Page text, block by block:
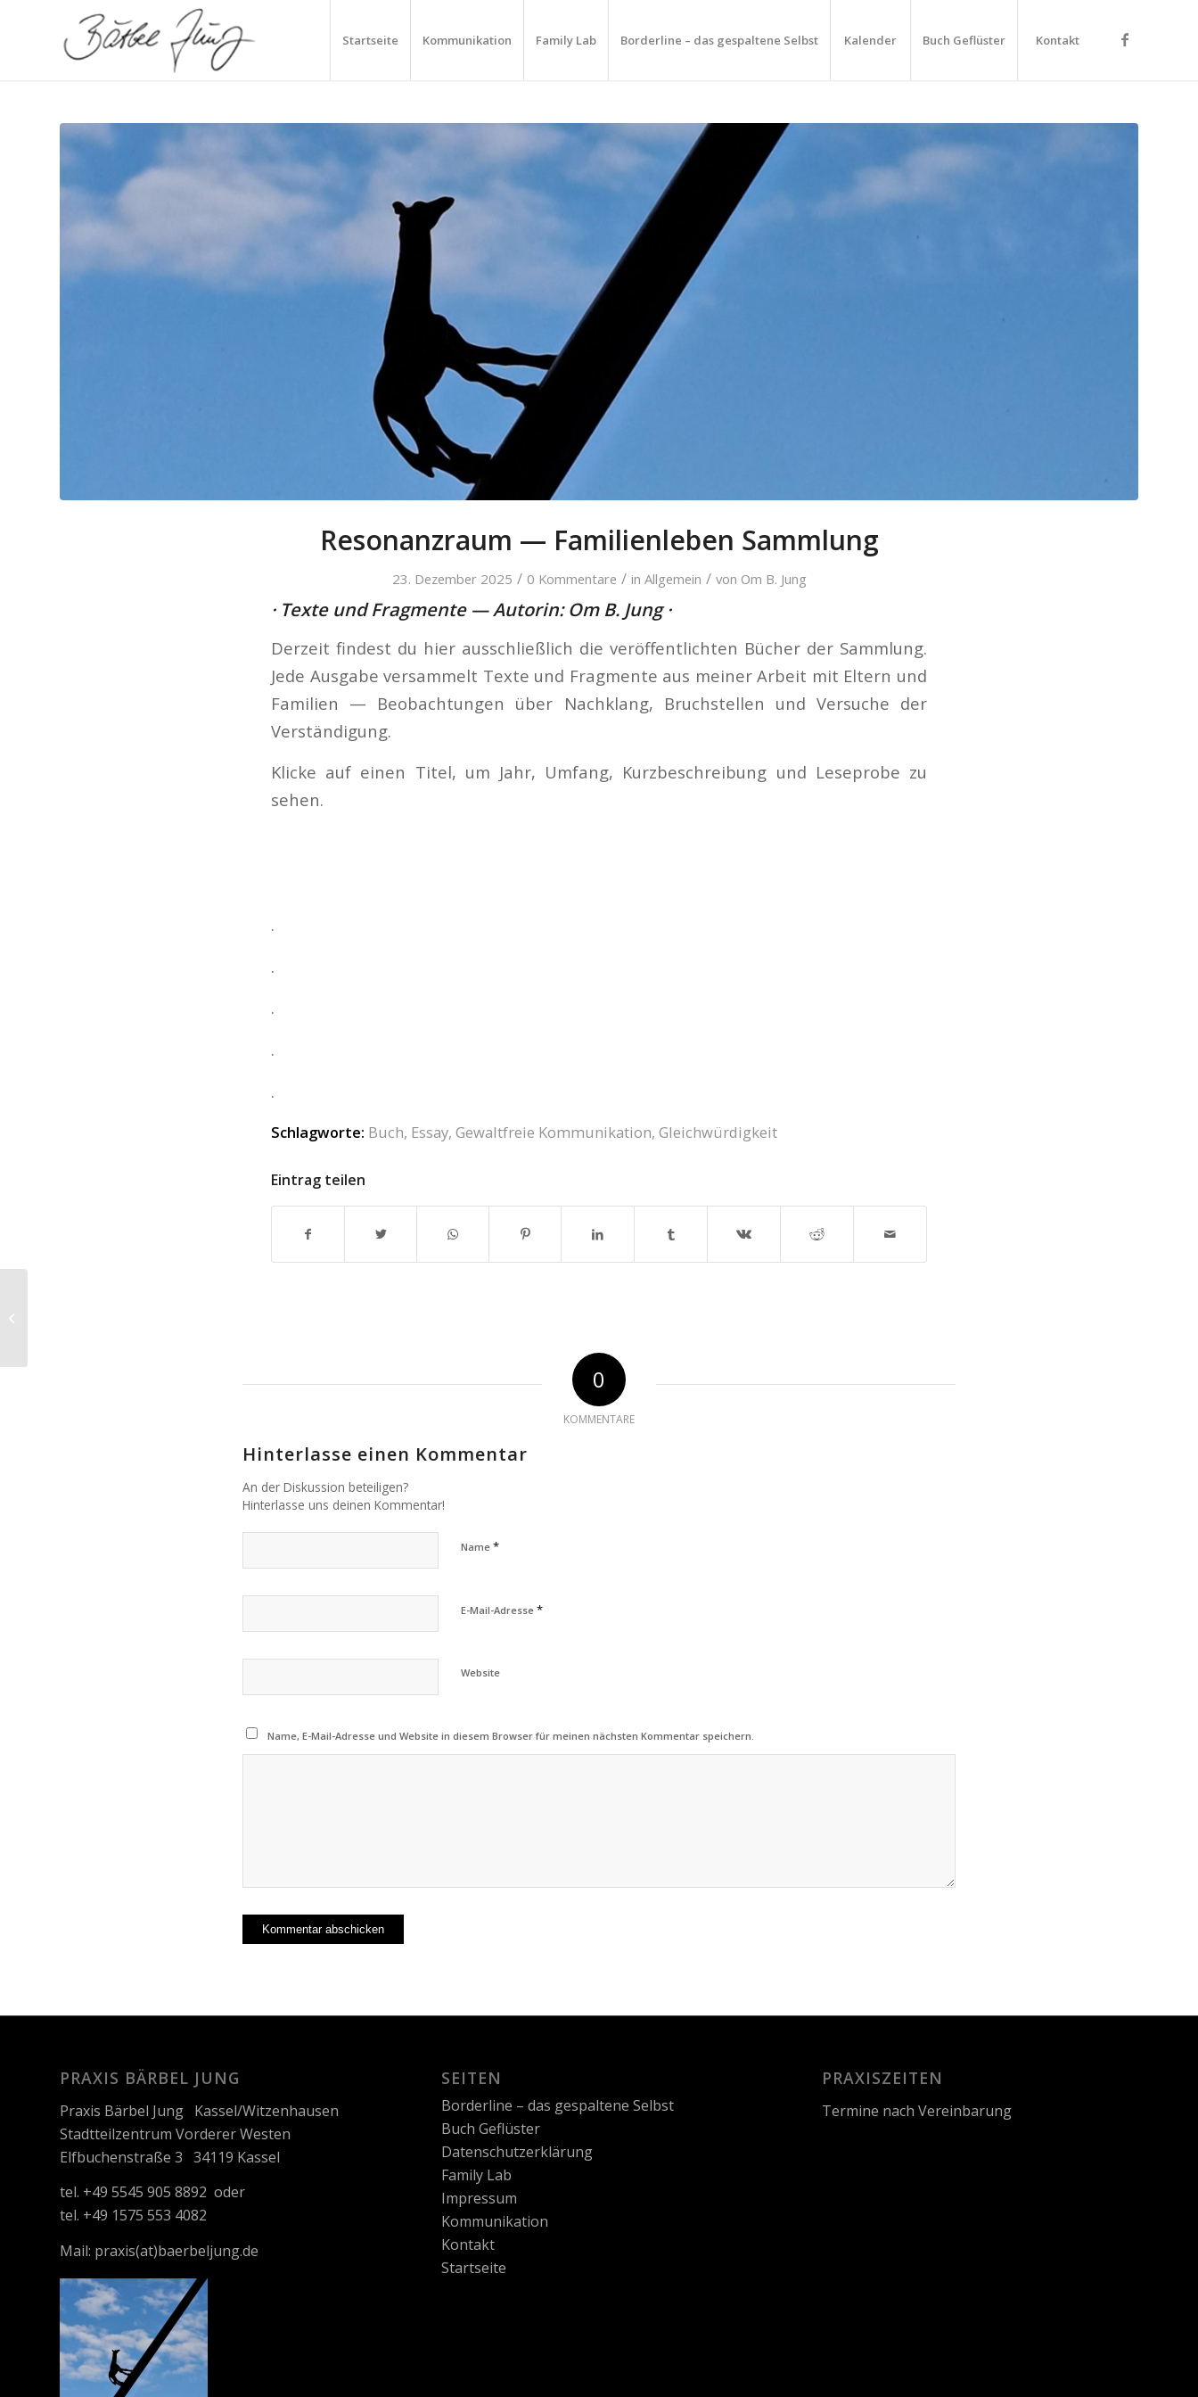
Startseite Kommunikation Family Lab Borderline – das gespaltene Selbst Kalender Buch Geflüster Kontakt
Resonanzraum — Familienleben Sammlung
23. Dezember 2025 / 0 Kommentare / in Allgemein / von Om B. Jung
· Texte und Fragmente — Autorin: Om B. Jung ·
Derzeit findest du hier ausschließlich die veröffentlichten Bücher der Sammlung.
Jede Ausgabe versammelt Texte und Fragmente aus meiner Arbeit mit Eltern und
Familien — Beobachtungen über Nachklang, Bruchstellen und Versuche der
Verständigung.
Klicke auf einen Titel, um Jahr, Umfang, Kurzbeschreibung und Leseprobe zu
sehen.
.
.
.
.
.
Schlagworte: Buch, Essay, Gewaltfreie Kommunikation, Gleichwürdigkeit
Eintrag teilen
0
KOMMENTARE
Hinterlasse einen Kommentar
An der Diskussion beteiligen?
Hinterlasse uns deinen Kommentar!
Name *
E-Mail-Adresse *
Website
Name, E-Mail-Adresse und Website in diesem Browser für meinen nächsten Kommentar speichern.
PRAXIS BÄRBEL JUNG
Praxis Bärbel Jung Kassel/Witzenhausen
Stadtteilzentrum Vorderer Westen
Elfbuchenstraße 3 34119 Kassel
tel. +49 5545 905 8892 oder
tel. +49 1575 553 4082
Mail: praxis(at)baerbeljung.de
SEITEN
Borderline – das gespaltene Selbst
Buch Geflüster
Datenschutzerklärung
Family Lab
Impressum
Kommunikation
Kontakt
Startseite
PRAXISZEITEN
Termine nach Vereinbarung